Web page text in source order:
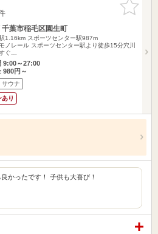
りに追加
千葉市稲毛区園生町
1.16km スポーツセンター駅987m
ノレール スポーツセンター駅より徒歩15分穴川
ぐ…
9:00～27:00
980円～
サウナ
あり
かったです！ 子供も大喜び！